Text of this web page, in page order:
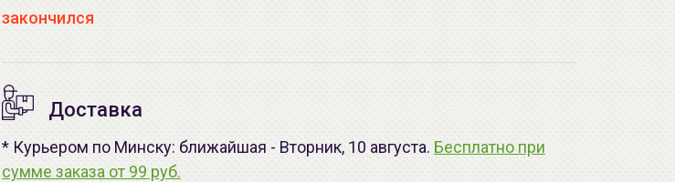
закончился
Доставка
* Курьером по Минску: ближайшая - Вторник, 10 августа. Бесплатно при
сумме заказа от 99 руб.